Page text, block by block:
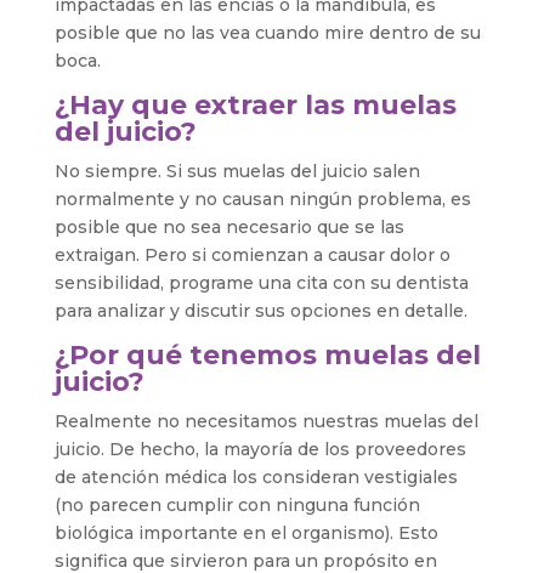
impactadas en las encías o la mandíbula, es
posible que no las vea cuando mire dentro de su
boca.
¿Hay que extraer las muelas
del juicio?
No siempre. Si sus muelas del juicio salen
normalmente y no causan ningún problema, es
posible que no sea necesario que se las
extraigan. Pero si comienzan a causar dolor o
sensibilidad, programe una cita con su dentista
para analizar y discutir sus opciones en detalle.
¿Por qué tenemos muelas del
juicio?
Realmente no necesitamos nuestras muelas del
juicio. De hecho, la mayoría de los proveedores
de atención médica los consideran vestigiales
(no parecen cumplir con ninguna función
biológica importante en el organismo). Esto
significa que sirvieron para un propósito en